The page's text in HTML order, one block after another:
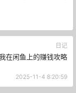
日记
在闲鱼上的赚钱攻略
2025-11-4 8:20:59